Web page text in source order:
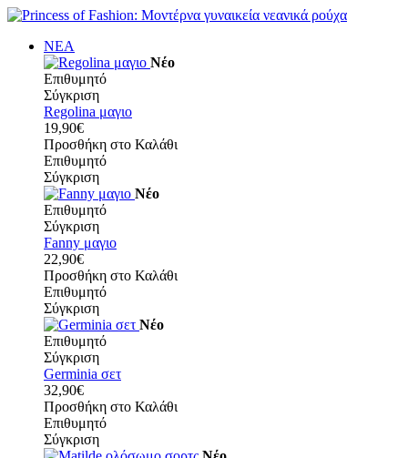
ΝΕΑ
Νέο
Επιθυμητό
Σύγκριση
Regolina μαγιο
19,90€
Προσθήκη στο Καλάθι
Επιθυμητό
Σύγκριση
Νέο
Επιθυμητό
Σύγκριση
Fanny μαγιο
22,90€
Προσθήκη στο Καλάθι
Επιθυμητό
Σύγκριση
Νέο
Επιθυμητό
Σύγκριση
Germinia σετ
32,90€
Προσθήκη στο Καλάθι
Επιθυμητό
Σύγκριση